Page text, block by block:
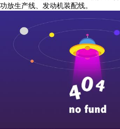
功放生产线、发动机装配线。